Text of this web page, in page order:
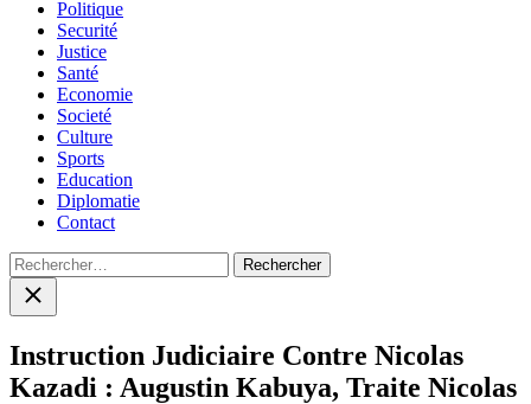
Politique
Securité
Justice
Santé
Economie
Societé
Culture
Sports
Education
Diplomatie
Contact
Rechercher :
Close
search
Instruction Judiciaire Contre Nicolas
Kazadi : Augustin Kabuya, Traite Nicolas